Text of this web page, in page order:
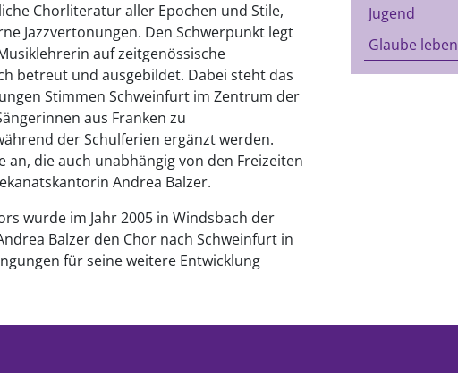
Chorliteratur aller Epochen und Stile,
Jazzvertonungen. Den Schwerpunkt legt
auf zeitgenössische
betreut und ausgebildet. Dabei steht das
Stimmen Schweinfurt im Zentrum der
aus Franken zu
der Schulferien ergänzt werden.
die auch unabhängig von den Freizeiten
Andrea Balzer.
wurde im Jahr 2005 in Windsbach der
Balzer den Chor nach Schweinfurt in
für seine weitere Entwicklung
Jugend
Glaube leben